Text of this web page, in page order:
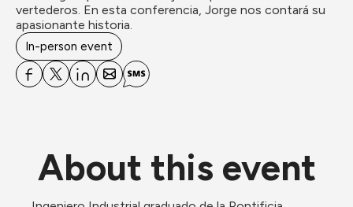
vertederos. En esta conferencia, Jorge nos contará su
apasionante historia.
In-person event
About this event